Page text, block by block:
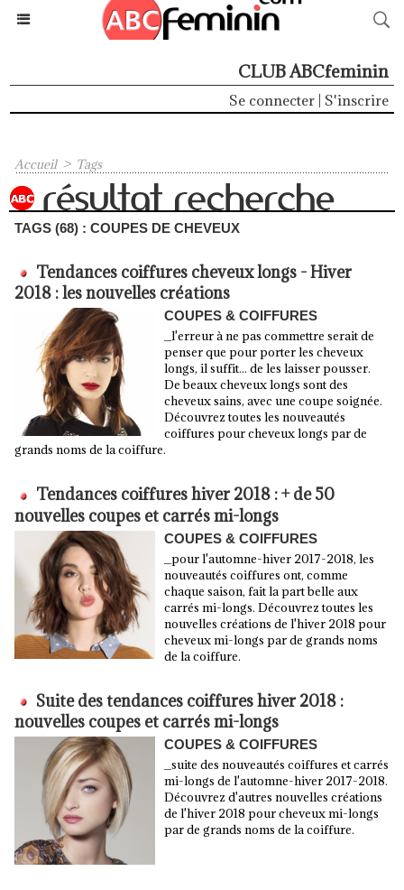
CLUB ABCfeminin
Se connecter S'inscrire
Accueil > Tags
TAGS (68) : COUPES DE CHEVEUX
Tendances coiffures cheveux longs - Hiver
2018 : les nouvelles créations
COUPES & COIFFURES
_l'erreur à ne pas commettre serait de
penser que pour porter les cheveux
longs, il suffit... de les laisser pousser.
De beaux cheveux longs sont des
cheveux sains, avec une coupe soignée.
Découvrez toutes les nouveautés
coiffures pour cheveux longs par de
grands noms de la coiffure.
Tendances coiffures hiver 2018 : + de 50
nouvelles coupes et carrés mi-longs
COUPES & COIFFURES
_pour l'automne-hiver 2017-2018, les
nouveautés coiffures ont, comme
chaque saison, fait la part belle aux
carrés mi-longs. Découvrez toutes les
nouvelles créations de l'hiver 2018 pour
cheveux mi-longs par de grands noms
de la coiffure.
Suite des tendances coiffures hiver 2018 :
nouvelles coupes et carrés mi-longs
COUPES & COIFFURES
_suite des nouveautés coiffures et carrés
mi-longs de l'automne-hiver 2017-2018.
Découvrez d'autres nouvelles créations
de l'hiver 2018 pour cheveux mi-longs
par de grands noms de la coiffure.